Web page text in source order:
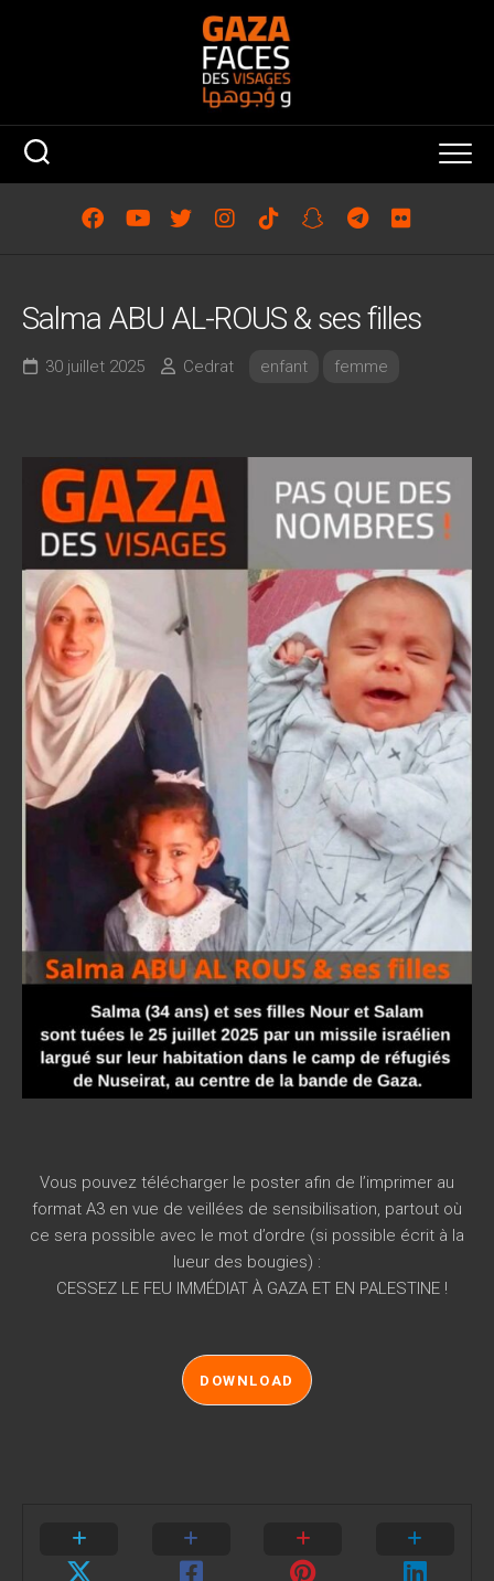
Salma ABU AL-ROUS & ses filles
30 juillet 2025 Cedrat enfant femme
Vous pouvez télécharger le poster afin de l’imprimer au
format A3 en vue de veillées de sensibilisation, partout où
ce sera possible avec le mot d’ordre (si possible écrit à la
lueur des bougies) :
CESSEZ LE FEU IMMÉDIAT À GAZA ET EN PALESTINE !
DOWNLOAD